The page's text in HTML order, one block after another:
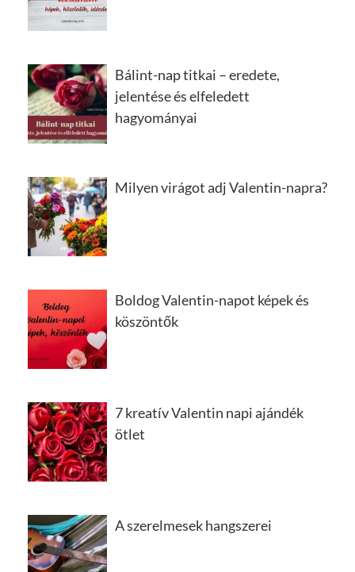
Bálint-nap titkai – eredete,
jelentése és elfeledett
hagyományai
Milyen virágot adj Valentin-napra?
Boldog Valentin-napot képek és
köszöntők
7 kreatív Valentin napi ajándék
ötlet
A szerelmesek hangszerei